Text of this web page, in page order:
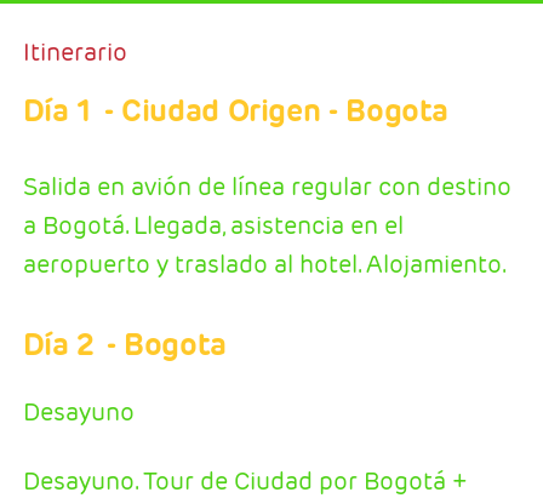
Itinerario
Día 1 - Ciudad Origen - Bogota
Salida en avión de línea regular con destino
a Bogotá. Llegada, asistencia en el
aeropuerto y traslado al hotel. Alojamiento.
Día 2 - Bogota
Desayuno
Desayuno. Tour de Ciudad por Bogotá +